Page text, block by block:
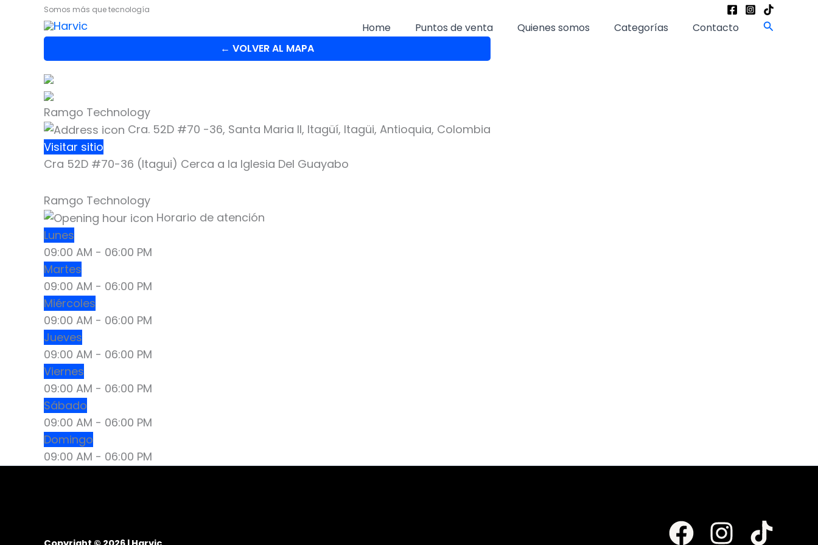
contenido
Somos más que tecnología
Home Puntos de venta Quienes somos Categorías Contacto Buscar
← VOLVER AL MAPA
Ramgo Technology
Cra. 52D #70 -36, Santa Maria II, Itagüí, Itagüi, Antioquia, Colombia
Visitar sitio
Cra 52D #70-36 (Itagui) Cerca a la Iglesia Del Guayabo
Ramgo Technology
Horario de atención
Lunes
09:00 AM - 06:00 PM
Martes
09:00 AM - 06:00 PM
Miércoles
09:00 AM - 06:00 PM
Jueves
09:00 AM - 06:00 PM
Viernes
09:00 AM - 06:00 PM
Sábado
09:00 AM - 06:00 PM
Domingo
09:00 AM - 06:00 PM